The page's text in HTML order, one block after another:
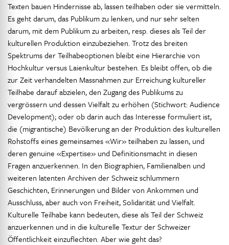
Texten bauen Hindernisse ab, lassen teilhaben oder sie vermitteln.
Es geht darum, das Publikum zu lenken, und nur sehr selten
darum, mit dem Publikum zu arbeiten, resp. dieses als Teil der
kulturellen Produktion einzubeziehen. Trotz des breiten
Spektrums der Teilhabeoptionen bleibt eine Hierarchie von
Hochkultur versus Laienkultur bestehen. Es bleibt offen, ob die
zur Zeit verhandelten Massnahmen zur Erreichung kultureller
Teilhabe darauf abzielen, den Zugang des Publikums zu
vergrössern und dessen Vielfalt zu erhöhen (Stichwort: Audience
Development); oder ob darin auch das Interesse formuliert ist,
die (migrantische) Bevölkerung an der Produktion des kulturellen
Rohstoffs eines gemeinsames «Wir» teilhaben zu lassen, und
deren genuine «Expertise» und Definitionsmacht in diesen
Fragen anzuerkennen. In den Biographien, Familienalben und
weiteren latenten Archiven der Schweiz schlummern
Geschichten, Erinnerungen und Bilder von Ankommen und
Ausschluss, aber auch von Freiheit, Solidarität und Vielfalt.
Kulturelle Teilhabe kann bedeuten, diese als Teil der Schweiz
anzuerkennen und in die kulturelle Textur der Schweizer
Öffentlichkeit einzuflechten. Aber wie geht das?